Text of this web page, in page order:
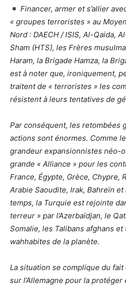
Financer, armer et s’allier
« groupes terroristes » au
Nord : DAECH / ISIS, Al-Qaida,
Sham (HTS), les Frères
Haram, la Brigade Hamza, la
est à noter que, ironiquement,
traitent de « terroristes » les
résistent à leurs tentatives de
Par conséquent, les retombées
actions sont énormes. Comme
grandeur expansionnistes néo-
grande « Alliance » pour les
France, Égypte, Grèce, Chypre,
Arabie Saoudite, Irak, Bahreïn
temps, la Turquie est rejointe
terreur » par l’Azerbaïdjan, le
Somalie, les Talibans afghans
wahhabites de la planète.
La situation se complique du
sur l’Allemagne pour la